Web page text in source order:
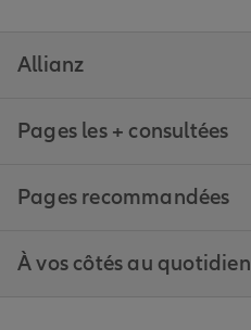
Allianz
Pages les + consultées
Pages recommandées
À vos côtés au quotidien